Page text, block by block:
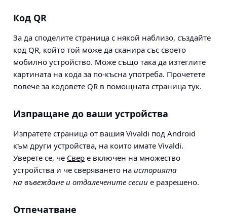
Код QR
За да споделите страница с някой наблизо, създайте
код QR, който той може да сканира със своето
мобилно устройство. Може също така да изтеглите
картината на кода за по-късна употреба. Прочетете
повече за кодовете QR в помощната страница тук.
Изпращане до ваши устройства
Изпратете страница от вашия Vivaldi под Android
към други устройства, на които имате Vivaldi.
Уверете се, че Свер е включен на множество
устройства и че сверяването на историята
на въвеждане и отдалечените сесии е разрешено.
Отпечатване